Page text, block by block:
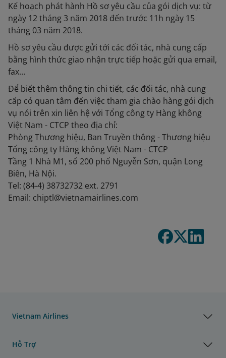
Kế hoạch phát hành Hồ sơ yêu cầu của gói dịch vụ: từ
ngày 12 tháng 3 năm 2018 đến trước 11h ngày 15
tháng 03 năm 2018.
Hồ sơ yêu cầu được gửi tới các đối tác, nhà cung cấp
bằng hình thức giao nhận trực tiếp hoặc gửi qua email,
fax…
Để biết thêm thông tin chi tiết, các đối tác, nhà cung
cấp có quan tâm đến việc tham gia chào hàng gói dịch
vụ nói trên xin liên hệ với Tổng công ty Hàng không
Việt Nam - CTCP theo địa chỉ:
Phòng Thương hiệu, Ban Truyền thông - Thương hiệu
Tổng công ty Hàng không Việt Nam - CTCP
Tầng 1 Nhà M1, số 200 phố Nguyễn Sơn, quận Long
Biên, Hà Nội.
Tel: (84-4) 38732732 ext. 2791
Email: chiptl@vietnamairlines.com
Vietnam Airlines
Hỗ Trợ